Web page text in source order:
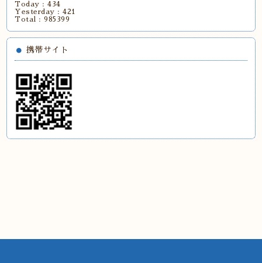
Today :434
Yesterday :421
Total :985399
携帯サイト